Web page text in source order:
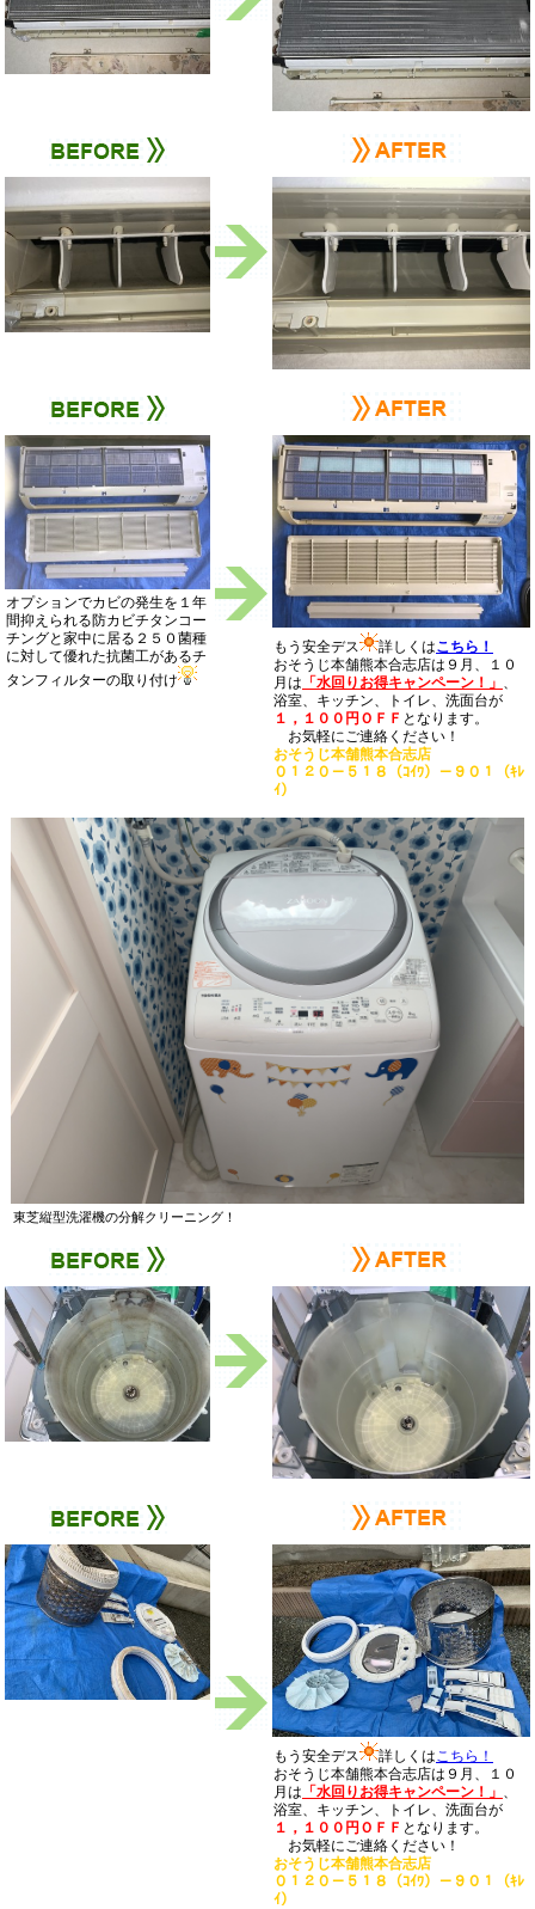
オプションでカビの発生を１年
間抑えられる防カビチタンコー
チングと家中に居る２５０菌種
に対して優れた抗菌工があるチ
タンフィルターの取り付け
もう安全デス 詳しくはこちら！
おそうじ本舗熊本合志店は９月、１０
月は 「水回りお得キャンペーン！」 、
浴室、キッチン、トイレ、洗面台が
１，１００円ＯＦＦ となります。
お気軽にご連絡ください！
おそうじ本舗熊本合志店
０１２０－５１８（ｺｲﾜ）－９０１（ｷﾚ
ｲ）
東芝縦型洗濯機の分解クリーニング！
もう安全デス 詳しくはこちら！
おそうじ本舗熊本合志店は９月、１０
月は 「水回りお得キャンペーン！」 、
浴室、キッチン、トイレ、洗面台が
１，１００円ＯＦＦ となります。
お気軽にご連絡ください！
おそうじ本舗熊本合志店
０１２０－５１８（ｺｲﾜ）－９０１（ｷﾚ
ｲ）